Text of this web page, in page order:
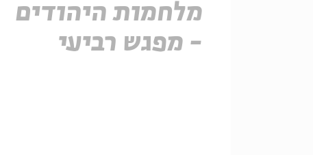
מלחמות היהודים
- מפגש רביעי